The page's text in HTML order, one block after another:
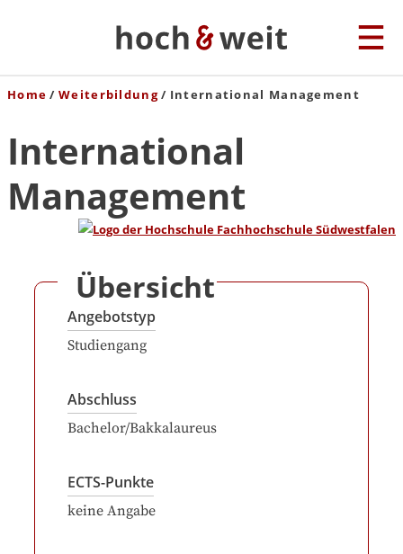
Home Weiterbildung International Management
International
Management
Übersicht
Angebotstyp
Studiengang
Abschluss
Bachelor/Bakkalaureus
ECTS-Punkte
keine Angabe